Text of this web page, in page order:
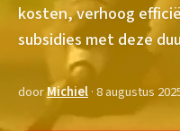
kosten, verhoog
subsidies met deze
doorMichiel· 8 augustus